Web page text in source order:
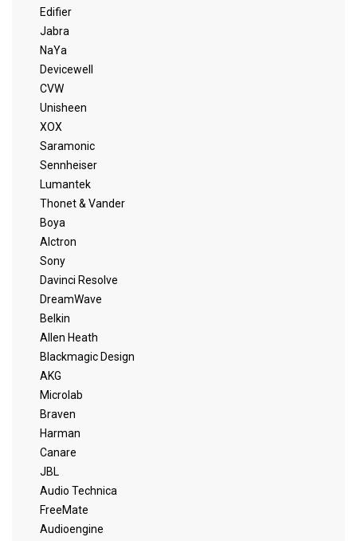
Edifier
Jabra
NaYa
Devicewell
CVW
Unisheen
XOX
Saramonic
Sennheiser
Lumantek
Thonet & Vander
Boya
Alctron
Sony
Davinci Resolve
DreamWave
Belkin
Allen Heath
Blackmagic Design
AKG
Microlab
Braven
Harman
Canare
JBL
Audio Technica
FreeMate
Audioengine